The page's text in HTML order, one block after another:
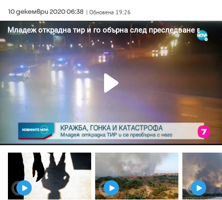
10 декември 2020 06:38 | Обновена 19:26